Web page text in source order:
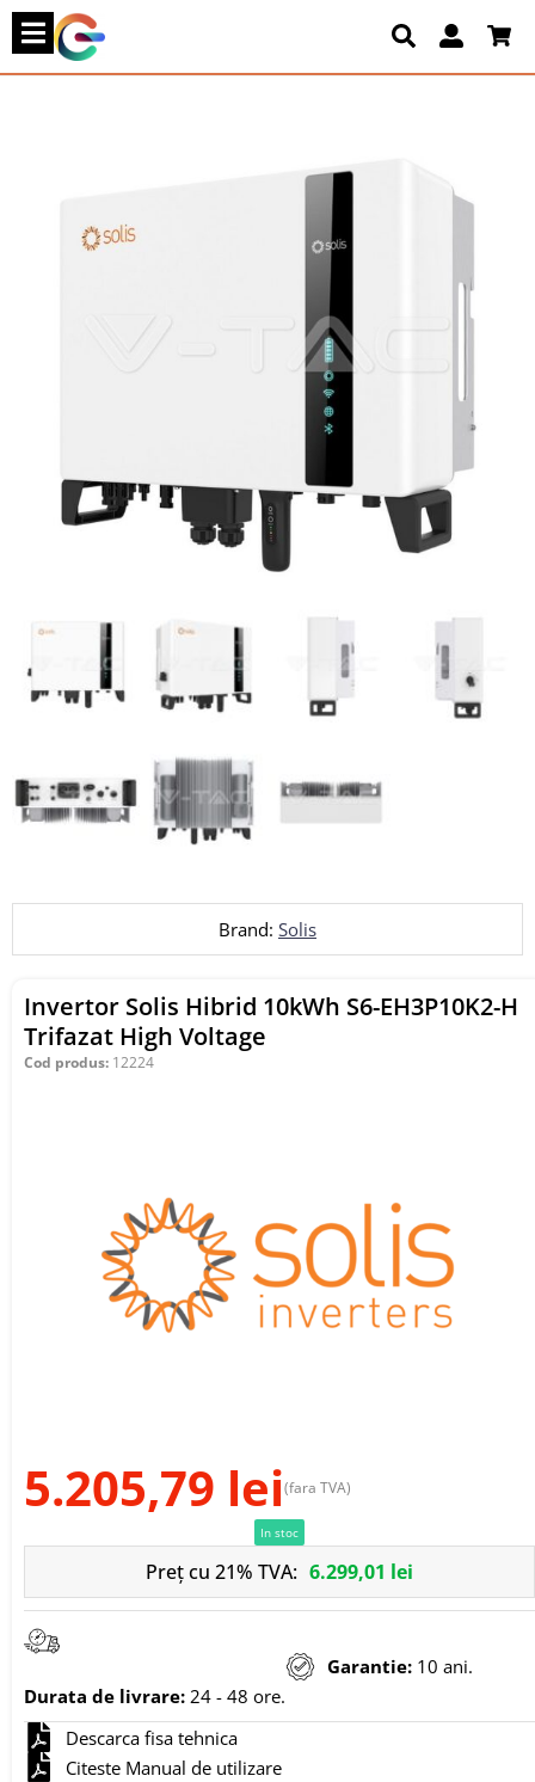
Brand: Solis
Invertor Solis Hibrid 10kWh S6-EH3P10K2-H
Trifazat High Voltage
Cod produs: 12224
5.205,79 lei(fara TVA)
In stoc
Preț cu 21% TVA: 6.299,01 lei
Durata de livrare: 24 - 48 ore.
Garantie: 10 ani.
Descarca fisa tehnica
Citeste Manual de utilizare